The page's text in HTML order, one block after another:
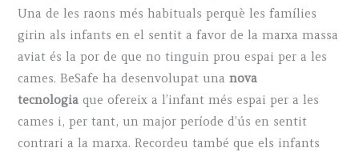
Una de les raons més habituals perquè les famílies
girin als infants en el sentit a favor de la marxa massa
aviat és la por de que no tinguin prou espai per a les
cames. BeSafe ha desenvolupat una nova
tecnologia que ofereix a l’infant més espai per a les
cames i, per tant, un major període d’ús en sentit
contrari a la marxa. Recordeu també que els infants